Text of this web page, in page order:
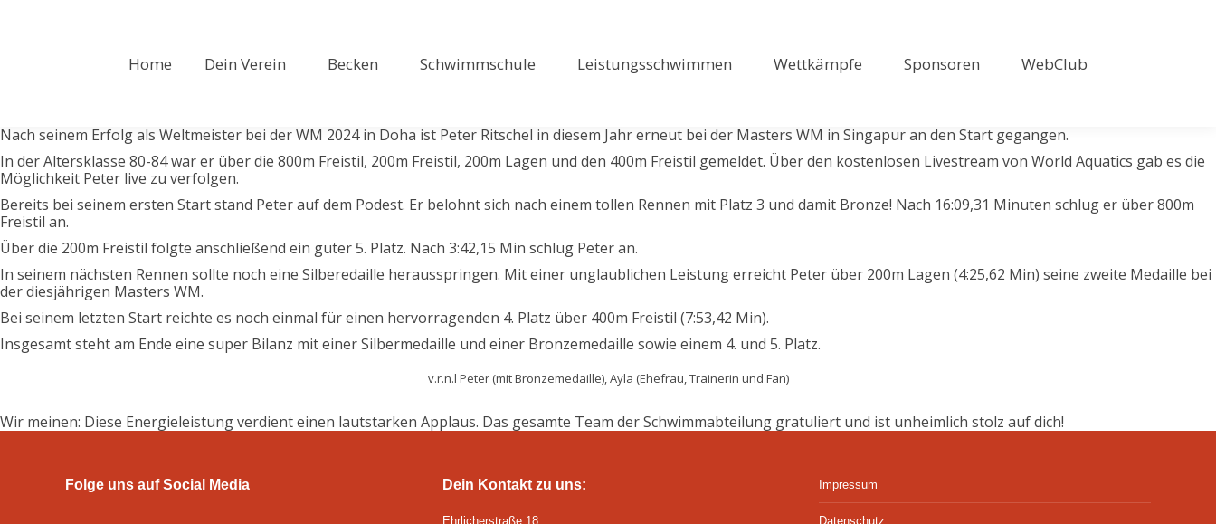
Home Dein Verein Becken Schwimmschule Leistungsschwimmen Wettkämpfe Sponsoren WebClub
Nach seinem Erfolg als Weltmeister bei der WM 2024 in Doha ist Peter Ritschel in diesem Jahr erneut bei der Masters WM in Singapur an den Start gegangen.
In der Altersklasse 80-84 war er über die 800m Freistil, 200m Freistil, 200m Lagen und den 400m Freistil gemeldet. Über den kostenlosen Livestream von World Aquatics gab es die
Möglichkeit Peter live zu verfolgen.
Bereits bei seinem ersten Start stand Peter auf dem Podest. Er belohnt sich nach einem tollen Rennen mit Platz 3 und damit Bronze! Nach 16:09,31 Minuten schlug er über 800m
Freistil an.
Über die 200m Freistil folgte anschließend ein guter 5. Platz. Nach 3:42,15 Min schlug Peter an.
In seinem nächsten Rennen sollte noch eine Silberedaille herausspringen. Mit einer unglaublichen Leistung erreicht Peter über 200m Lagen (4:25,62 Min) seine zweite Medaille bei
der diesjährigen Masters WM.
Bei seinem letzten Start reichte es noch einmal für einen hervorragenden 4. Platz über 400m Freistil (7:53,42 Min).
Insgesamt steht am Ende eine super Bilanz mit einer Silbermedaille und einer Bronzemedaille sowie einem 4. und 5. Platz.
v.r.n.l Peter (mit Bronzemedaille), Ayla (Ehefrau, Trainerin und Fan)
Wir meinen: Diese Energieleistung verdient einen lautstarken Applaus. Das gesamte Team der Schwimmabteilung gratuliert und ist unheimlich stolz auf dich!
Folge uns auf Social Media Dein Kontakt zu uns:
Ehrlicherstraße 18
Impressum
Datenschutz